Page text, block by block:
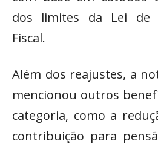
dos limites da Lei de
Fiscal.
Além dos reajustes, a
mencionou outros
categoria, como a
contribuição para